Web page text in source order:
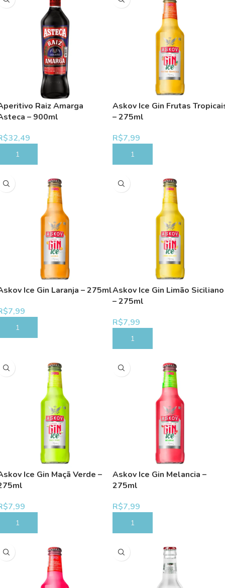
Raiz Amarga
– 900ml
32,49
COMPRAR
Askov Ice Gin Frutas
– 275ml
R$7,99
COMPRAR
Ice Gin Laranja – 275ml
7,99
COMPRAR
Askov Ice Gin Limão Siciliano
– 275ml
R$7,99
COMPRAR
Ice Gin Maçã Verde –
7,99
COMPRAR
Askov Ice Gin Melancia –
275ml
R$7,99
COMPRAR